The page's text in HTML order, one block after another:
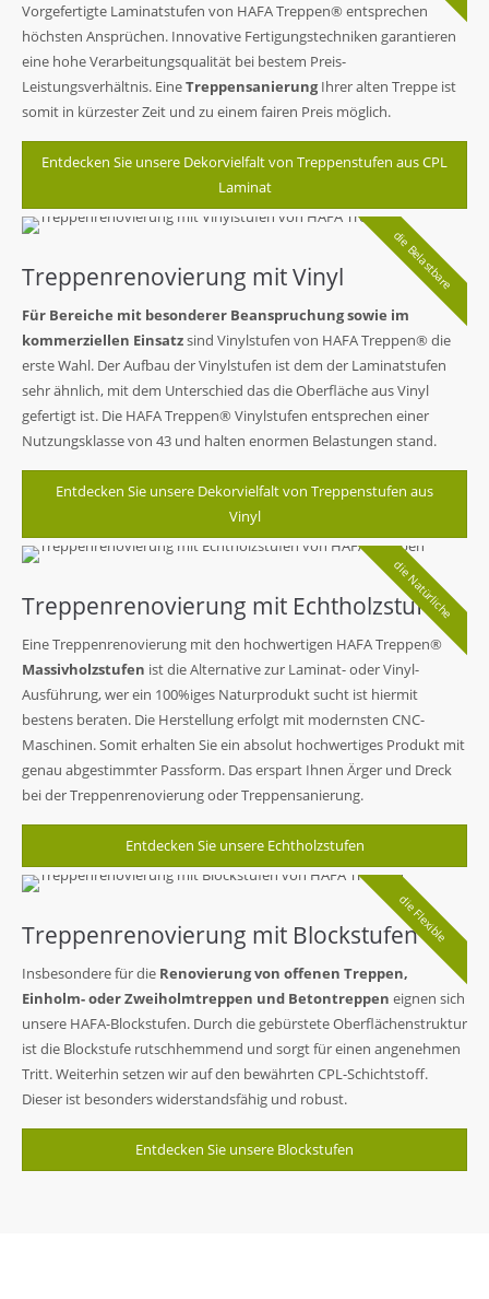
Vorgefertigte Laminatstufen von HAFA Treppen® entsprechen
höchsten Ansprüchen. Innovative Fertigungstechniken garantieren
eine hohe Verarbeitungsqualität bei bestem Preis-
Leistungsverhältnis. EineTreppensanierungIhrer alten Treppe ist
somit in kürzester Zeit und zu einem fairen Preis möglich.
Entdecken Sie unsere Dekorvielfalt von Treppenstufen aus CPL
Laminat
die Belastbare
Treppenrenovierung mit Vinyl
Für Bereiche mit besonderer Beanspruchung sowie im
kommerziellen Einsatzsind Vinylstufen von HAFA Treppen® die
erste Wahl. Der Aufbau der Vinylstufen ist dem der Laminatstufen
sehr ähnlich, mit dem Unterschied das die Oberfläche aus Vinyl
gefertigt ist. Die HAFA Treppen® Vinylstufen entsprechen einer
Nutzungsklasse von 43 und halten enormen Belastungen stand.
Entdecken Sie unsere Dekorvielfalt von Treppenstufen aus
Vinyl
die Natürliche
Treppenrenovierung mit Echtholzstufen
Eine Treppenrenovierung mit den hochwertigen HAFA Treppen®
Massivholzstufen ist die Alternative zur Laminat- oder Vinyl-
Ausführung, wer ein 100%iges Naturprodukt sucht ist hiermit
bestens beraten. Die Herstellung erfolgt mit modernsten CNC-
Maschinen. Somit erhalten Sie ein absolut hochwertiges Produkt mit
genau abgestimmter Passform. Das erspart Ihnen Ärger und Dreck
bei der Treppenrenovierung oder Treppensanierung.
Entdecken Sie unsere Echtholzstufen
die Flexible
Treppenrenovierung mit Blockstufen
Insbesondere für die Renovierung von offenen Treppen,
Einholm- oder Zweiholmtreppen und Betontreppen eignen sich
unsere HAFA-Blockstufen. Durch die gebürstete Oberflächenstruktur
ist die Blockstufe rutschhemmend und sorgt für einen angenehmen
Tritt. Weiterhin setzen wir auf den bewährten CPL-Schichtstoff.
Dieser ist besonders widerstandsfähig und robust.
Entdecken Sie unsere Blockstufen